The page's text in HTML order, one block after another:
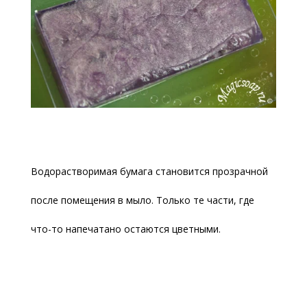
Водорастворимая бумага становится прозрачной
после помещения в мыло. Только те части, где
что-то напечатано остаются цветными.